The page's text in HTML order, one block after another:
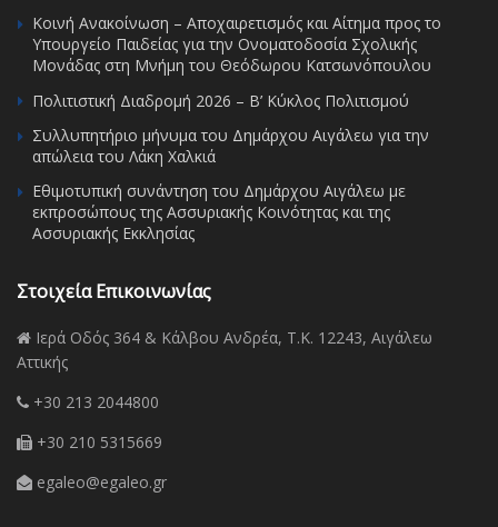
Κοινή Ανακοίνωση – Αποχαιρετισμός και Αίτημα προς το
Υπουργείο Παιδείας για την Ονοματοδοσία Σχολικής
Μονάδας στη Μνήμη του Θεόδωρου Κατσωνόπουλου
Πολιτιστική Διαδρομή 2026 – Β’ Κύκλος Πολιτισμού
Συλλυπητήριο μήνυμα του Δημάρχου Αιγάλεω για την
απώλεια του Λάκη Χαλκιά
Εθιμοτυπική συνάντηση του Δημάρχου Αιγάλεω με
εκπροσώπους της Ασσυριακής Κοινότητας και της
Ασσυριακής Εκκλησίας
Στοιχεία Επικοινωνίας
Ιερά Οδός 364 & Κάλβου Ανδρέα, Τ.Κ. 12243, Αιγάλεω
Αττικής
+30 213 2044800
+30 210 5315669
egaleo@egaleo.gr